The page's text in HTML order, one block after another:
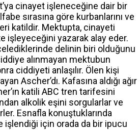
cinayet işleneceğine dair bir
sırasına göre kurbanlarını ve
katildir. Mektupta, cinayeti
işleyeceğini yazarak alay eder.
delinin biri olduğunu
alınmayan mektubun
ciddiyeti anlaşılır. Ölen kişi
Ascher’dı. Kafasına aldığı ağır
katili ABC tren tarifesini
alkolik eşini sorgularlar ve
Esnafla konuştuklarında
işlendiği için orada da bir ipucu